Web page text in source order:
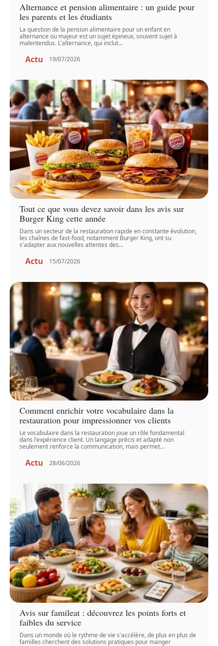
Alternance et pension alimentaire : un guide pour
les parents et les étudiants
La question de la pension alimentaire pour un enfant en
alternance ou majeur est un sujet épineux, souvent sujet à
malentendus. L'alternance, qui inclut…
Actu 19/07/2026
Tout ce que vous devez savoir dans les avis sur
Burger King cette année
Dans un secteur de la restauration rapide en constante évolution,
les chaînes de fast-food, notamment Burger King, ont su
s'adapter aux nouvelles attentes des…
Actu 15/07/2026
Comment enrichir votre vocabulaire dans la
restauration pour impressionner vos clients
Le vocabulaire dans la restauration joue un rôle fondamental
dans l'expérience client. Un langage précis et adapté non
seulement renforce la communication, mais permet…
Actu 28/06/2026
Avis sur famileat : découvrez les points forts et
faibles du service
Dans un monde où le rythme de vie s'accélère, de plus en plus de
familles cherchent des solutions pratiques pour manger